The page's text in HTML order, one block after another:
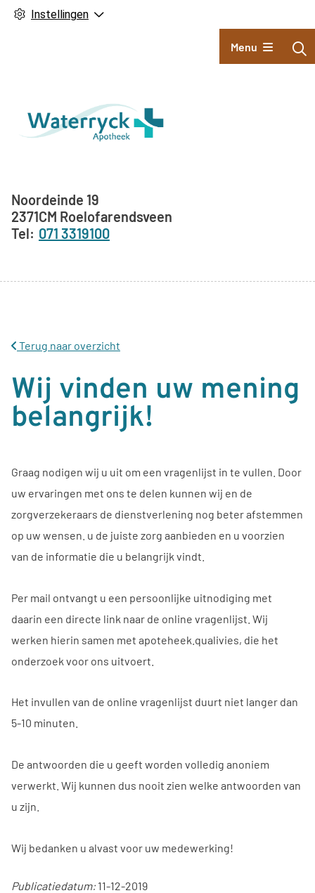
Instellingen
Hoofdmenu
Menu
Adresgegevens
Noordeinde 19
2371CM Roelofarendsveen
071 3319100
Terug naar overzicht
Wij vinden uw mening
belangrijk!
Graag nodigen wij u uit om een vragenlijst in te vullen. Door
uw ervaringen met ons te delen kunnen wij en de
zorgverzekeraars de dienstverlening nog beter afstemmen
op uw wensen. u de juiste zorg aanbieden en u voorzien
van de informatie die u belangrijk vindt.
Per mail ontvangt u een persoonlijke uitnodiging met
daarin een directe link naar de online vragenlijst. Wij
werken hierin samen met apoteheek.qualivies, die het
onderzoek voor ons uitvoert.
Het invullen van de online vragenlijst duurt niet langer dan
5-10 minuten.
De antwoorden die u geeft worden volledig anoniem
verwerkt. Wij kunnen dus nooit zien welke antwoorden van
u zijn.
Wij bedanken u alvast voor uw medewerking!
Publicatiedatum:11-12-2019